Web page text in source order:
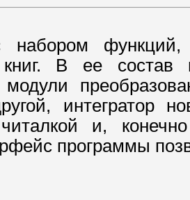
набором
книг. В ее состав
модули
интегратор
читалкой и,
программы